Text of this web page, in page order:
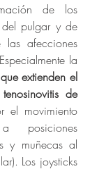
de los
pulgar y de
afecciones
extienden el
tenosinovitis de
el movimiento
posiciones
y muñecas al
Los joysticks